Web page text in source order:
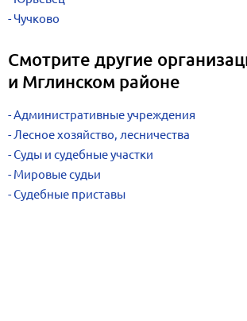
Чучково
Смотрите другие
и Мглинском районе
Административные учреждения
Лесное хозяйство, лесничества
Суды и судебные участки
Мировые судьи
Судебные приставы